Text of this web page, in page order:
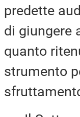
predette
di giungere
quanto
strumento